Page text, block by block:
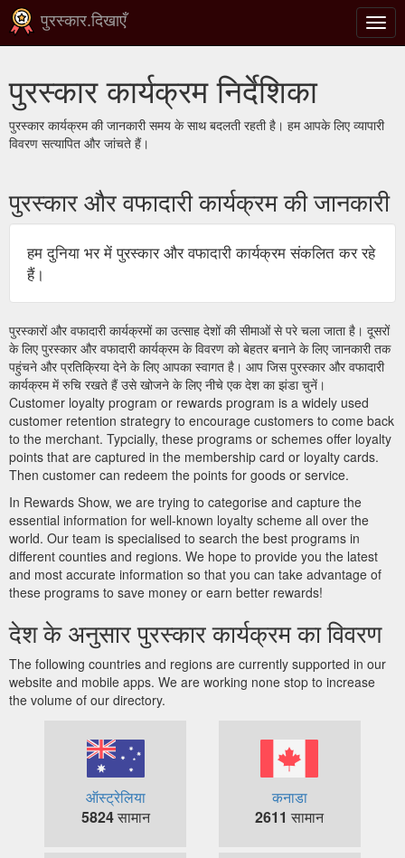
टॉगल
से
पुरस्कार.दिखाएँ
पुरस्कार कार्यक्रम निर्देशिका
पुरस्कार कार्यक्रम की जानकारी समय के साथ बदलती रहती है। हम आपके लिए व्यापारी
विवरण सत्यापित और जांचते हैं।
पुरस्कार और वफादारी कार्यक्रम की जानकारी
हम दुनिया भर में पुरस्कार और वफादारी कार्यक्रम संकलित कर रहे
हैं।
पुरस्कारों और वफादारी कार्यक्रमों का उत्साह देशों की सीमाओं से परे चला जाता है। दूसरों
के लिए पुरस्कार और वफादारी कार्यक्रम के विवरण को बेहतर बनाने के लिए जानकारी तक
पहुंचने और प्रतिक्रिया देने के लिए आपका स्वागत है। आप जिस पुरस्कार और वफादारी
कार्यक्रम में रुचि रखते हैं उसे खोजने के लिए नीचे एक देश का झंडा चुनें।
Customer loyalty program or rewards program is a widely used
customer retention strategry to encourage customers to come back
to the merchant. Typcially, these programs or schemes offer loyalty
points that are captured in the membership card or loyalty cards.
Then customer can redeem the points for goods or service.
In Rewards Show, we are trying to categorise and capture the
essential information for well-known loyalty scheme all over the
world. Our team is specialised to search the best programs in
different counties and regions. We hope to provide you the latest
and most accurate information so that you can take advantage of
these programs to save money or earn better rewards!
देश के अनुसार पुरस्कार कार्यक्रम का विवरण
The following countries and regions are currently supported in our
website and mobile apps. We are working none stop to increase
the volume of our directory.
ऑस्ट्रेलिया
5824सामान
कनाडा
2611 सामान